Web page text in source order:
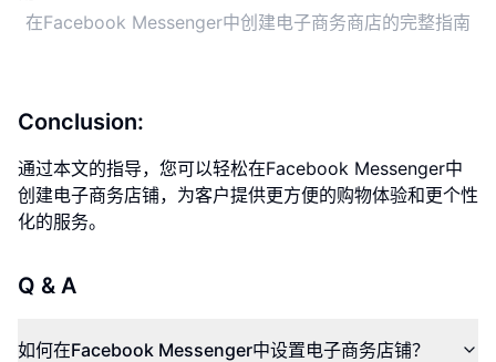
在Facebook Messenger中创建电子商务商店的完整指南
Conclusion:
通过本文的指导，您可以轻松在Facebook Messenger中
创建电子商务店铺，为客户提供更方便的购物体验和更个性
化的服务。
Q & A
如何在Facebook Messenger中设置电子商务店铺？